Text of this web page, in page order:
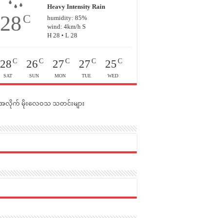
28C
Heavy Intensity Rain
humidity: 85%
wind: 4km/h S
H 28 • L 28
28 C
SAT
26 C
SUN
27 C
MON
27 C
TUE
25 C
WED
လိုက် မိုးလေဝသ သတင်းများ